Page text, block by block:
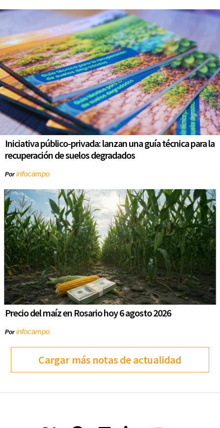
Iniciativa público-privada: lanzan una guía técnica para la
recuperación de suelos degradados
Porinfocampo
Precio del maíz en Rosario hoy 6 agosto 2026
Porinfocampo
Cargar más notas de actualidad